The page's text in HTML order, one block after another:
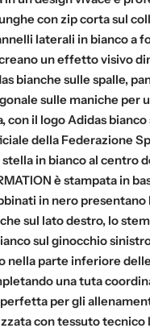
con zip corta sul
laterali in bianco a
un effetto visivo
bianche sulle spalle,
sulle maniche per
con il logo Adidas
della Federazione
stella in bianco al centro
è stampata in
in nero presentano
sul lato destro, lo
sul ginocchio
nella parte inferiore
una tuta
per gli
con tessuto tecnico